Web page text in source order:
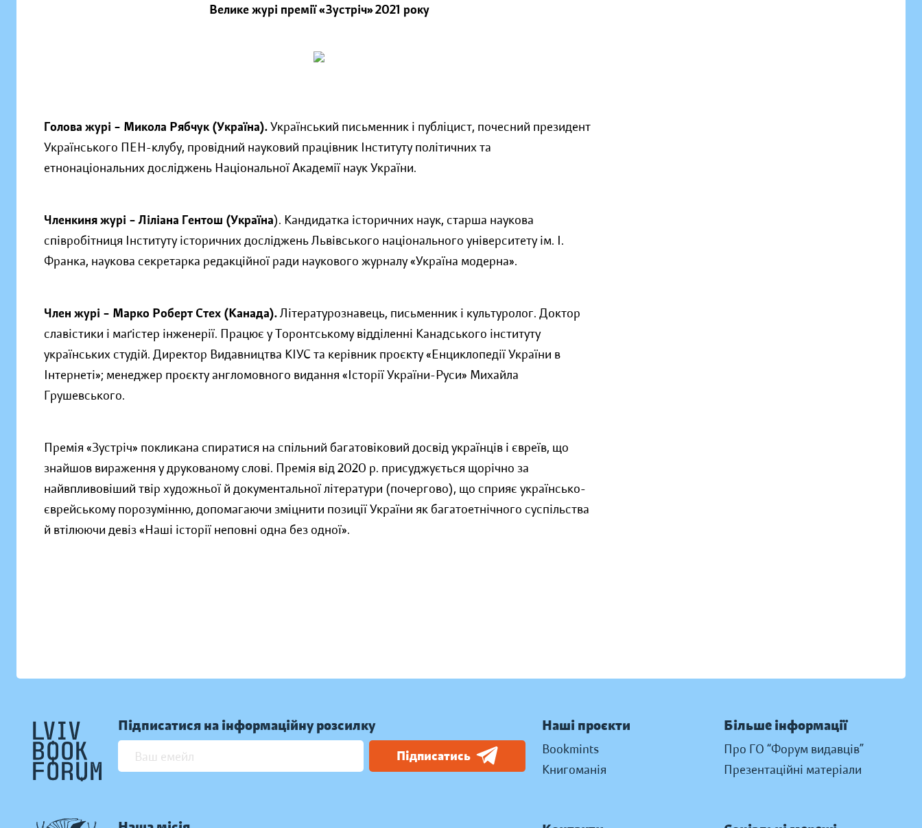
Велике журі премії «Зустріч» 2021 року
Голова журі – Микола Рябчук (Україна).Український письменник і публіцист, почесний президент
Українського ПЕН-клубу, провідний науковий працівник Інституту політичних та
етнонаціональних досліджень Національної Академії наук України.
Членкиня журі – Ліліана Гентош (Україна). Кандидатка історичних наук, старша наукова
співробітниця Інституту історичних досліджень Львівського національного університету ім. І.
Франка, наукова секретарка редакційної ради наукового журналу «Україна модерна».
Член журі – Марко Роберт Стех (Канада).Літературознавець, письменник і культуролог. Доктор
славістики і маґістер інженерії. Працює у Торонтському відділенні Канадського інституту
українських студій. Директор Видавництва КІУС та керівник проєкту «Енциклопедії України в
Інтернеті»; менеджер проєкту англомовного видання «Історії України-Руси» Михайла
Грушевського.
Премія «Зустріч» покликана спиратися на спільний багатовіковий досвід українців і євреїв, що
знайшов вираження у друкованому слові. Премія від 2020 р. присуджується щорічно за
найвпливовіший твір художньої й документальної літератури (почергово), що сприяє українсько-
єврейському порозумінню, допомагаючи зміцнити позиції України як багатоетнічного суспільства
й втілюючи девіз «Наші історії неповні одна без одної».
Підписатися на інформаційну розсилку
Підписатись
Наші проєкти
Bookmints
Книгоманія
Більше інформації
Про ГО “Форум видавців”
Презентаційні матеріали